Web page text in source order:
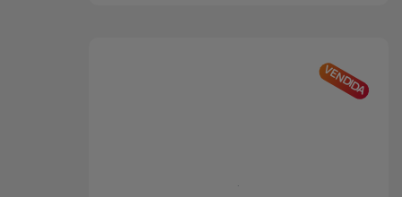
VENDIDA